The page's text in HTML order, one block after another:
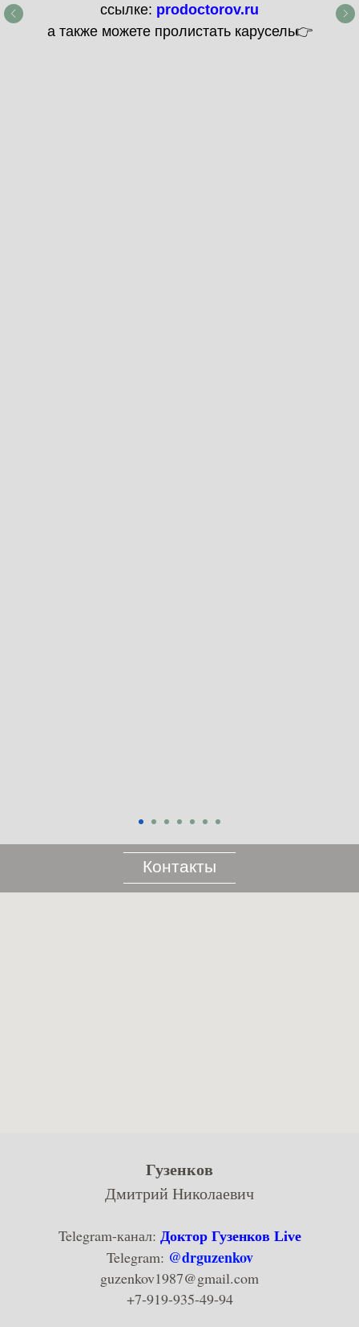
ссылке: prodoctorov.ru
а также можете пролистать карусель👉
Контакты
Гузенков
Дмитрий Николаевич
Telegram-канал: Доктор Гузенков Live
Telegram: @drguzenkov
guzenkov1987@gmail.com
+7-919-935-49-94